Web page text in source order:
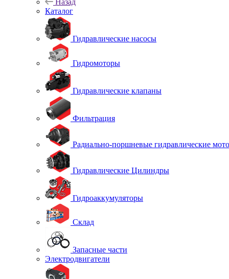
Назад
Каталог
Гидравлические насосы
Гидромоторы
Гидравлические клапаны
Фильтрация
Радиально-поршневые гидравлические
Гидравлические Цилиндры
Гидроаккумуляторы
Склад
Запасные части
Электродвигатели